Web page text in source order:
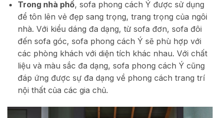
Trong nhà phố, sofa phong cách Ý được sử dụng
để tôn lên vẻ đẹp sang trọng, trang trọng của ngôi
nhà. Với kiểu dáng đa dạng, từ sofa đơn, sofa đôi
đến sofa góc, sofa phong cách Ý sẽ phù hợp với
các phòng khách với diện tích khác nhau. Với chất
liệu và màu sắc đa dạng, sofa phong cách Ý cũng
đáp ứng được sự đa dạng về phong cách trang trí
nội thất của các gia chủ.